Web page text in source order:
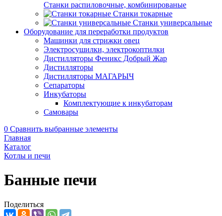
Станки распиловочные, комбинированые
Станки токарные
Станки универсальные
Оборудование для переработки продуктов
Машинки для стрижки овец
Электросушилки, электрокоптилки
Дистилляторы Феникс Добрый Жар
Дистилляторы
Дистилляторы МАГАРЫЧ
Сепараторы
Инкубаторы
Комплектующие к инкубаторам
Самовары
0 Сравнить выбранные элементы
Главная
Каталог
Котлы и печи
Банные печи
Поделиться